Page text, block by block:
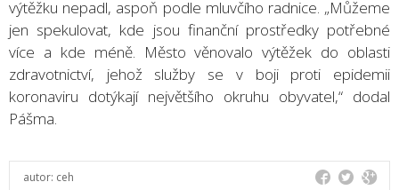
výtěžku nepadl, aspoň podle mluvčího radnice. „Můžeme
jen spekulovat, kde jsou finanční prostředky potřebné
více a kde méně. Město věnovalo výtěžek do oblasti
zdravotnictví, jehož služby se v boji proti epidemii
koronaviru dotýkají největšího okruhu obyvatel,“ dodal
Pášma.
autor: ceh